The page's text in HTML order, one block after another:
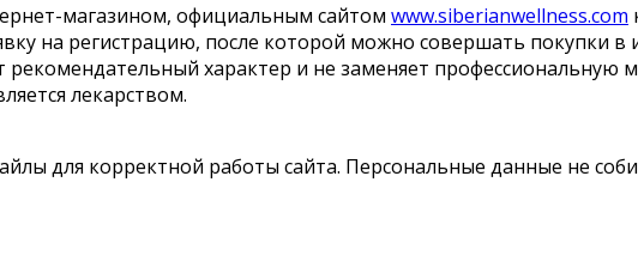
магазином, официальным сайтом www.siberianwellness.com
на регистрацию, после которой можно совершать покупки
характер и не заменяет профессиональную
лекарством.
для корректной работы сайта. Персональные данные не